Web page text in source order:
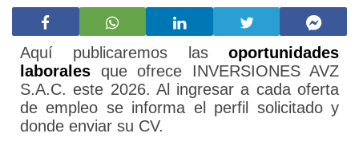
Aquí publicaremos las oportunidades
laborales que ofrece INVERSIONES AVZ
S.A.C. este 2026. Al ingresar a cada oferta
de empleo se informa el perfil solicitado y
donde enviar su CV.